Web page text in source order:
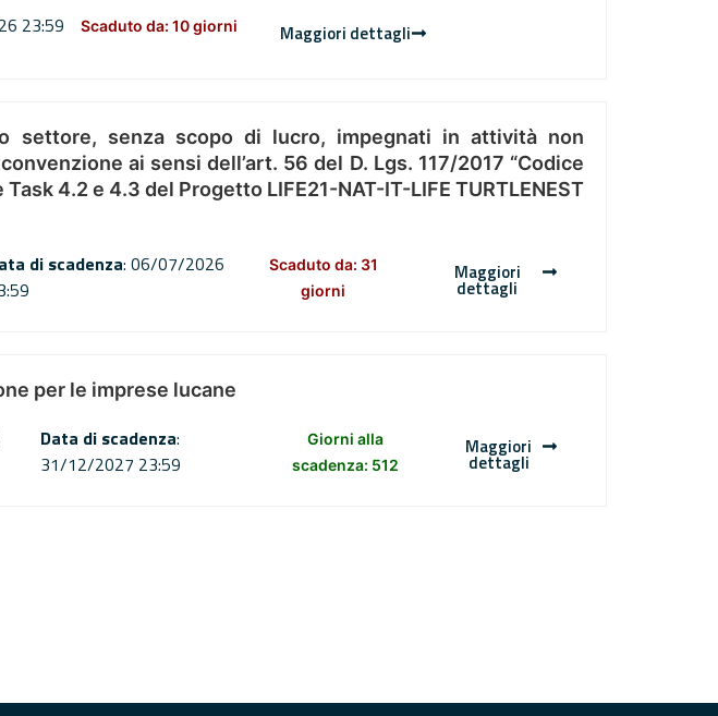
23:59 Scaduto da: 10 giorni Maggiori dettagli
senza scopo di lucro, impegnati in attività non
ai sensi dell’art. 56 del D. Lgs. 117/2017 “Codice
4.2 e 4.3 del Progetto LIFE21-NAT-IT-LIFE TURTLENEST
di scadenza: 06/07/2026
Scaduto da: 31
giorni
Maggiori
dettagli
per le imprese lucane
Data di scadenza:
31/12/2027 23:59
Giorni alla
scadenza: 512
Maggiori
dettagli